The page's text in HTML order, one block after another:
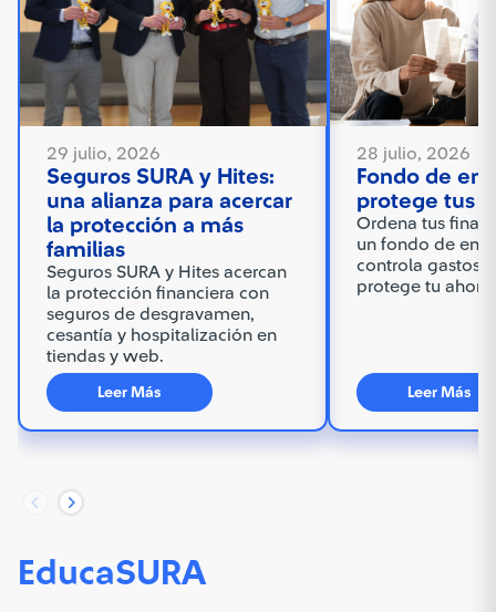
29 julio, 2026
Seguros SURA y Hites:
una alianza para acercar
la protección a más
familias
Seguros SURA y Hites acercan
la protección financiera con
seguros de desgravamen,
cesantía y hospitalización en
tiendas y web.
Leer Más
28 julio, 2026
Fondo de
protege tus
Ordena tus
un fondo de
controla gastos
protege tu
Leer Más
EducaSURA